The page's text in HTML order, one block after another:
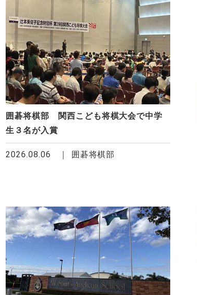
囲碁将棋部 関西こども将棋大会で中学
生３名が入賞
2026.08.06 囲碁将棋部